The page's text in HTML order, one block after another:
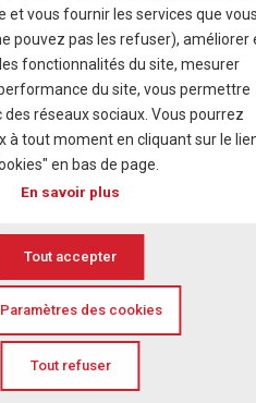
et vous fournir les services que
pouvez pas les refuser), améliorer
fonctionnalités du site, mesurer
du site, vous permettre
réseaux sociaux. Vous pourrez
à tout moment en cliquant sur le
en bas de page.
En savoir plus
Paramètres des cookies
Tout refuser
Tout accepter